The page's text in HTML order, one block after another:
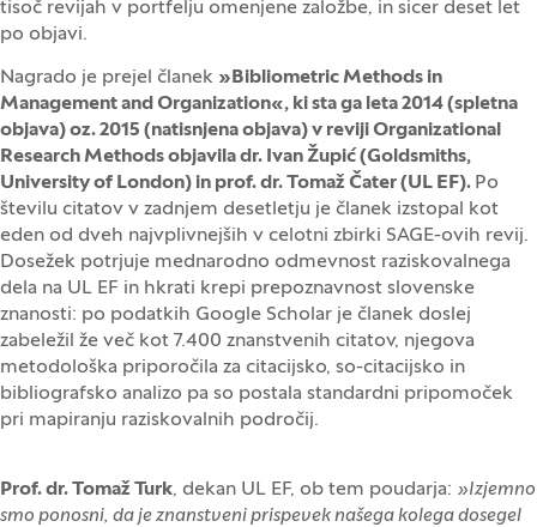
tisoč revijah v portfelju omenjene založbe, in sicer deset let
po objavi.
Nagrado je prejel članek »Bibliometric Methods in
Management and Organization«, ki sta ga leta 2014 (spletna
objava) oz. 2015 (natisnjena objava) v reviji Organizational
Research Methods objavila dr. Ivan Župić (Goldsmiths,
University of London) in prof. dr. Tomaž Čater (UL EF). Po
številu citatov v zadnjem desetletju je članek izstopal kot
eden od dveh najvplivnejših v celotni zbirki SAGE-ovih revij.
Dosežek potrjuje mednarodno odmevnost raziskovalnega
dela na UL EF in hkrati krepi prepoznavnost slovenske
znanosti: po podatkih Google Scholar je članek doslej
zabeležil že več kot 7.400 znanstvenih citatov, njegova
metodološka priporočila za citacijsko, so-citacijsko in
bibliografsko analizo pa so postala standardni pripomoček
pri mapiranju raziskovalnih področij.
Prof. dr. Tomaž Turk, dekan UL EF, ob tem poudarja: »Izjemno
smo ponosni, da je znanstveni prispevek našega kolega dosegel